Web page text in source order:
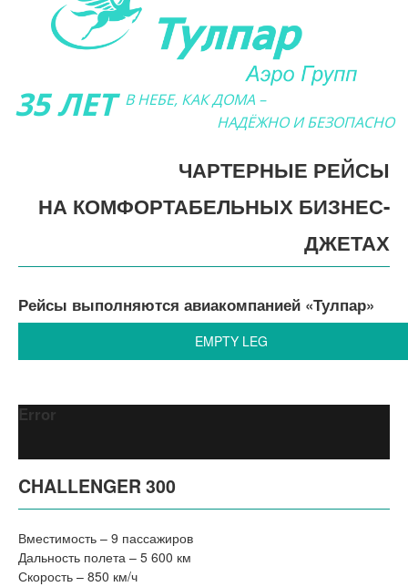
35 ЛЕТ В НЕБЕ, КАК ДОМА –
НАДЁЖНО И БЕЗОПАСНО
ЧАРТЕРНЫЕ РЕЙСЫ
НА КОМФОРТАБЕЛЬНЫХ БИЗНЕС-
ДЖЕТАХ
Рейсы выполняются авиакомпанией «Тулпар»
EMPTY LEG
Error
CHALLENGER 300
Вместимость – 9 пассажиров
Дальность полета – 5 600 км
Скорость – 850 км/ч